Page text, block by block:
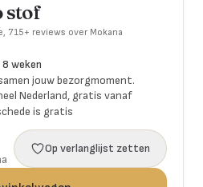
stof
715+ reviews over Mokana
weken
jouw bezorgmoment.
Nederland, gratis vanaf
is gratis
Op verlanglijst zetten